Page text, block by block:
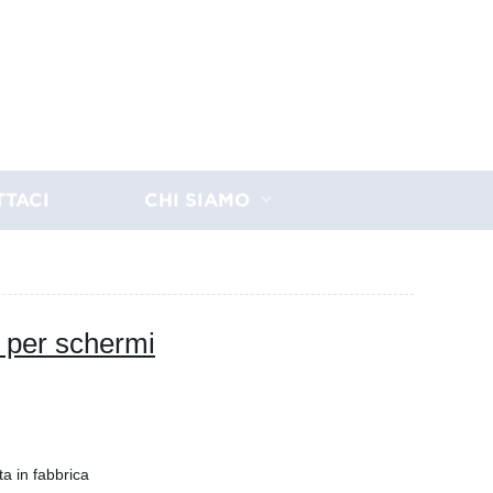
CHI SIAMO
schermi
in fabbrica